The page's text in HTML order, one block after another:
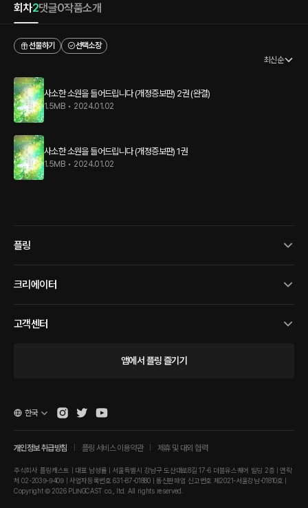
회차2댓글0작품소개
선물하기
선택소장
최신순
사소한 소원을 들어드립니다 (개정증보판) 2권 (완결)
1.5MB • 2024.01.02
사소한 소원을 들어드립니다 (개정증보판) 1권
1.5MB • 2024.01.02
플링
크리에이터
고객센터
앱에서 플링 즐기기
개인정보 취급방침 플링 서비스 이용약관 제휴 및 대외 협력
주식회사 플링캐스트 | 대표 남성률 | 서울특별시 강남구 도산대로8길 17-6 더블유스퀘어 빌딩 2층 | 연락
처 02-2039-9409 | 사업자등록번호 631-87-01880 | 통신판매업 신고번호 제2021-서울강남-01810호 |
Copyright © 2026 PLINGCAST co., ltd. All rights reserved.
한국